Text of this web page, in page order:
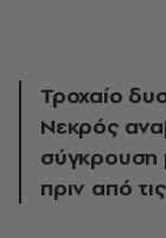
Τροχαίο
Νεκρός
σύγκρουση
πριν από